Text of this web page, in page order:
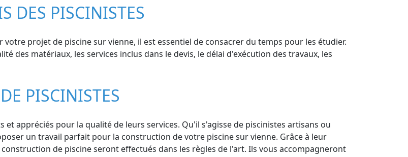
DES PISCINISTES
projet de piscine sur vienne, il est essentiel de consacrer du temps pour les étudier.
des matériaux, les services inclus dans le devis, le délai d'exécution des travaux, les
PISCINISTES
appréciés pour la qualité de leurs services. Qu'il s'agisse de piscinistes artisans ou
un travail parfait pour la construction de votre piscine sur vienne. Grâce à leur
de piscine seront effectués dans les règles de l'art. Ils vous accompagneront